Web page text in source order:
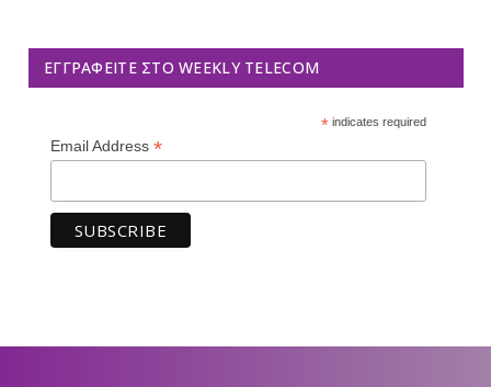
ΕΓΓΡΑΦΕΊΤΕ ΣΤΟ WEEKLY TELECOM
*indicates required
Email Address *